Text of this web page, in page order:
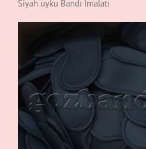
Siyah uyku Bandı İmalatı